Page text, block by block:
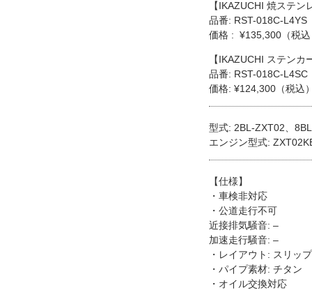
【IKAZUCHI 焼ステン
品番: RST-018C-L4YS
価格 : ¥135,300（税
【IKAZUCHI ステンカ
品番: RST-018C-L4SC
価格: ¥124,300（税込
型式: 2BL-ZXT02、
エンジン型式:
【仕様】
・車検非対応
・公道走行不可
近接排気騒音: –
加速走行騒音: –
・レイアウト: スリッ
・パイプ素材: チタン
・オイル交換対応